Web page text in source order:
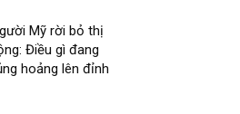
Mỹ rời bỏ thị
Điều gì đang
hoảng lên đỉnh